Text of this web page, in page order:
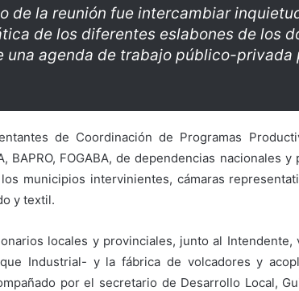
de la reunión fue intercambiar
de los diferentes eslabones de los
una agenda de trabajo público-
de Coordinación de Programas
BAPRO, FOGABA, de dependencias nacionales
municipios intervinientes, cámaras
y textil.
locales y provinciales, junto al
Industrial- y la fábrica de volcadores y
por el secretario de Desarrollo Local,